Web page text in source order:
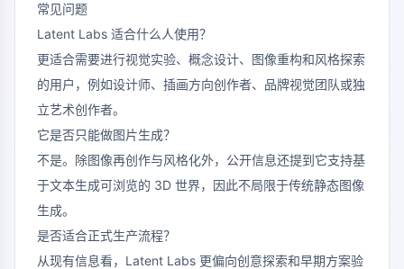
常见问题
Latent Labs 适合什么人使用？
更适合需要进行视觉实验、概念设计、图像重构和风格探索
的用户，例如设计师、插画方向创作者、品牌视觉团队或独
立艺术创作者。
它是否只能做图片生成？
不是。除图像再创作与风格化外，公开信息还提到它支持基
于文本生成可浏览的 3D 世界，因此不局限于传统静态图像
生成。
是否适合正式生产流程？
从现有信息看，Latent Labs 更偏向创意探索和早期方案验